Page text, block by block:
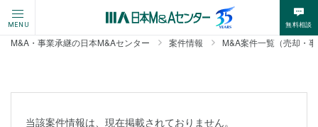
MENU 無料相談
M&A・事業承継の日本M&Aセンター 案件情報 M&A案件一覧（売却・
当該案件情報は、現在掲載されておりません。